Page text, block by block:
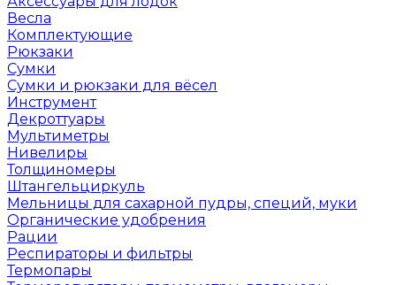
Весла
Комплектующие
Рюкзаки
Сумки
Сумки и рюкзаки для вёсел
Инструмент
Декроттуары
Мультиметры
Нивелиры
Толщиномеры
Штангельциркуль
Мельницы для сахарной пудры, специй, муки
Органические удобрения
Рации
Респираторы и фильтры
Термопары